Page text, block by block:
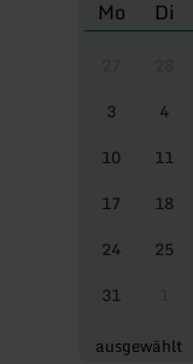
Mo Di
3
4
10
11
17
18
24
25
31
ausgewählt